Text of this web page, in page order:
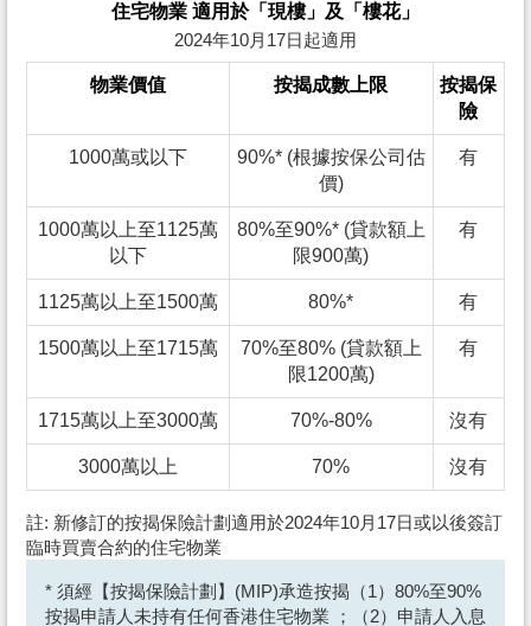
住宅物業 適用於「現樓」及「樓花」
2024年10月17日起適用
物業價值 按揭成數上限
按揭保
險
1000萬或以下
90%* (根據按保公司估
價)
有
1000萬以上至1125萬
以下
80%至90%* (貸款額上
限900萬)
有
1125萬以上至1500萬 80%* 有
1500萬以上至1715萬
70%至80% (貸款額上
限1200萬)
有
1715萬以上至3000萬 70%-80% 沒有
3000萬以上 70% 沒有
註: 新修訂的按揭保險計劃適用於2024年10月17日或以後簽訂
臨時買賣合約的住宅物業
* 須經【按揭保險計劃】(MIP)承造按揭（1）80%至90%
按揭申請人未持有任何香港住宅物業 ；（2）申請人入息